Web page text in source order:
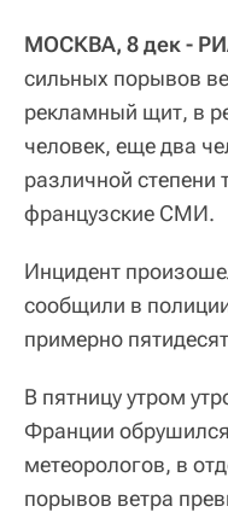
МОСКВА, 8 дек -
сильных порывов
рекламный щит, в
человек, еще два
различной степени
французские СМИ.
Инцидент
сообщили в
примерно
В пятницу утром
Франции
метеорологов, в
порывов ветра